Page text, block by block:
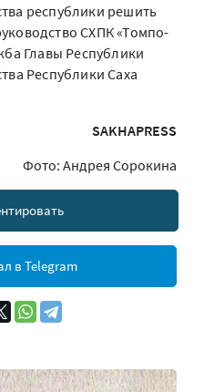
республики решить
СХПК «Томпо-
Главы Республики
Республики Саха
SAKHAPRESS
Фото: Андрея Сорокина
в Telegram